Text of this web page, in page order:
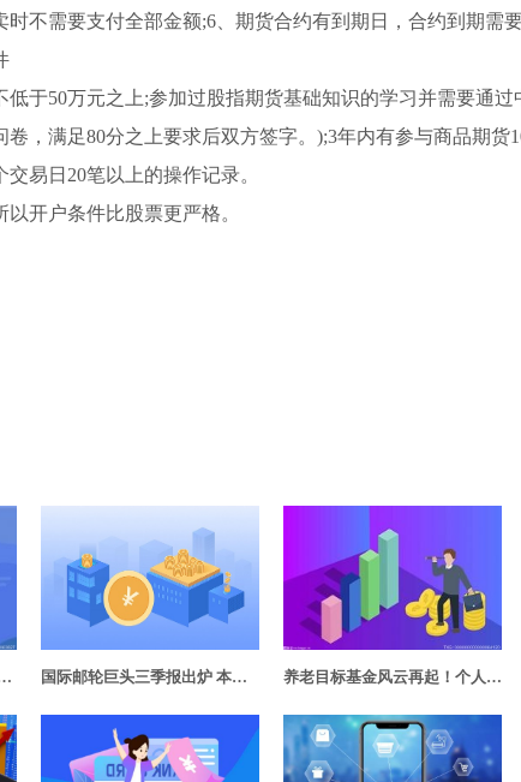
不需要支付全部金额;6、期货合约有到期日，合约到期需
低于50万元之上;参加过股指期货基础知识的学习并需要通
卷，满足80分之上要求后双方签字。);3年内有参与商品期货
易日20笔以上的操作记录。
开户条件比股票更严格。
亿美元 黄金储备6264万盎司 国际邮轮巨头三季报出炉 本土邮轮将成为一股新势力 养老目标基金风云再起！个人养老金投资或将开启公募基金新蓝海